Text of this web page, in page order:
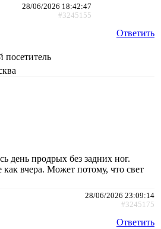
28/06/2026 18:42:47
#3245155
Ответить
посетитель
день продрых без задних ног.
вчера. Может потому, что свет
28/06/2026 23:09:14
#3245175
Ответить